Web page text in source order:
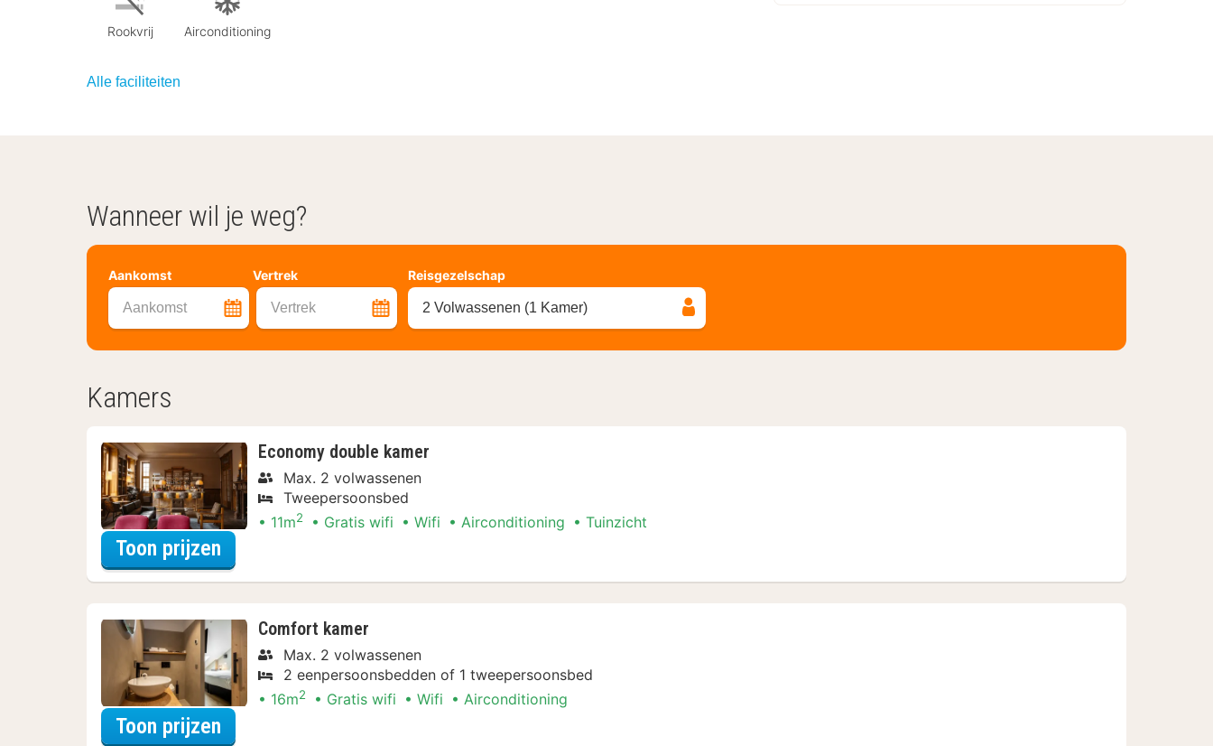
Rookvrij Airconditioning
Alle faciliteiten
Wanneer wil je weg?
Aankomst Vertrek
Aankomst Vertrek
Reisgezelschap
2 Volwassenen (1 Kamer)
Kamers
Economy double kamer
Max. 2 volwassenen
Tweepersoonsbed
11m2 Gratis wifi Wifi Airconditioning Tuinzicht
Toon prijzen
Comfort kamer
Max. 2 volwassenen
2 eenpersoonsbedden of 1 tweepersoonsbed
16m2 Gratis wifi Wifi Airconditioning
Toon prijzen